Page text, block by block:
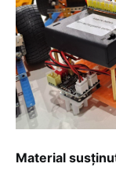
Material